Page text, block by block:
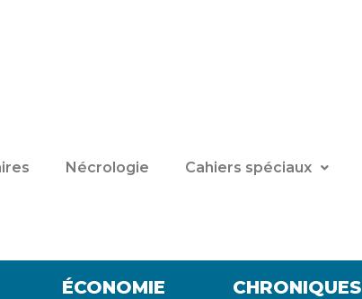
Nécrologie Cahiers spéciaux
ÉCONOMIE
CHRONIQUES